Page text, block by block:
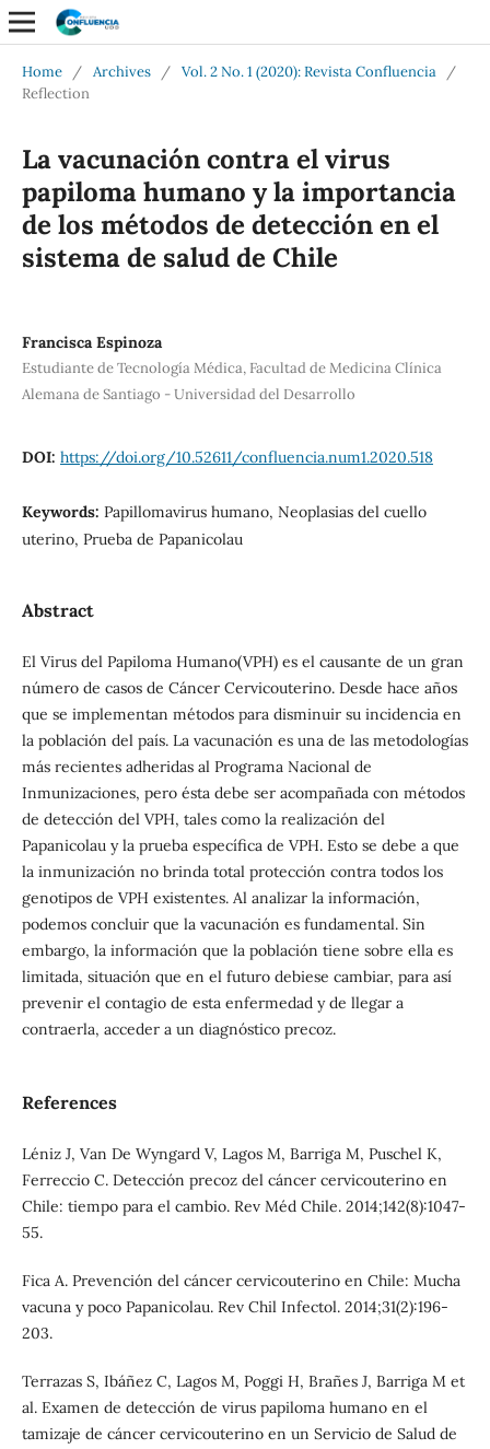
Home / Archives / Vol. 2 No. 1 (2020): Revista Confluencia
/
Reflection
La vacunación contra el virus
papiloma humano y la importancia
de los métodos de detección en el
sistema de salud de Chile
Francisca Espinoza
Estudiante de Tecnología Médica, Facultad de Medicina Clínica
Alemana de Santiago - Universidad del Desarrollo
DOI: https://doi.org/10.52611/confluencia.num1.2020.518
Keywords: Papillomavirus humano, Neoplasias del cuello
uterino, Prueba de Papanicolau
Abstract
El Virus del Papiloma Humano(VPH) es el causante de un gran
número de casos de Cáncer Cervicouterino. Desde hace años
que se implementan métodos para disminuir su incidencia en
la población del país. La vacunación es una de las metodologías
más recientes adheridas al Programa Nacional de
Inmunizaciones, pero ésta debe ser acompañada con métodos
de detección del VPH, tales como la realización del
Papanicolau y la prueba específica de VPH. Esto se debe a que
la inmunización no brinda total protección contra todos los
genotipos de VPH existentes. Al analizar la información,
podemos concluir que la vacunación es fundamental. Sin
embargo, la información que la población tiene sobre ella es
limitada, situación que en el futuro debiese cambiar, para así
prevenir el contagio de esta enfermedad y de llegar a
contraerla, acceder a un diagnóstico precoz.
References
Léniz J, Van De Wyngard V, Lagos M, Barriga M, Puschel K,
Ferreccio C. Detección precoz del cáncer cervicouterino en
Chile: tiempo para el cambio. Rev Méd Chile. 2014;142(8):1047-
55.
Fica A. Prevención del cáncer cervicouterino en Chile: Mucha
vacuna y poco Papanicolau. Rev Chil Infectol. 2014;31(2):196-
203.
Terrazas S, Ibáñez C, Lagos M, Poggi H, Brañes J, Barriga M et
al. Examen de detección de virus papiloma humano en el
tamizaje de cáncer cervicouterino en un Servicio de Salud de